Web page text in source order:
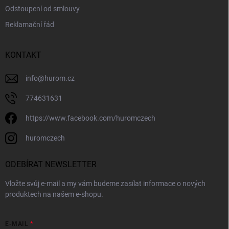
Odstoupení od smlouvy
Reklamační řád
KONTAKT
info@hurom.cz
774631631
https://www.facebook.com/huromczech
huromczech
ODEBÍRAT NEWSLETTER
Vložte svůj e-mail a my vám budeme zasílat informace o nových
produktech na našem e-shopu.
E-MAIL